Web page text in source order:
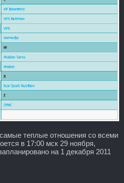
теплые отношения со всеми
в 17:00 мск 29 ноября,
на 1 декабря 2011